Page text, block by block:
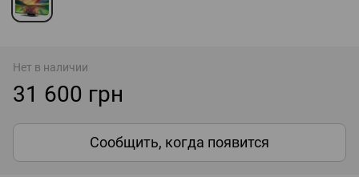
Нет в наличии
31 600 грн
Сообщить, когда появится